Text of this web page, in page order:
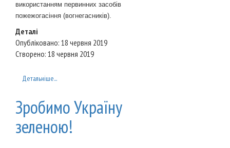
використанням первинних засобів
пожежогасіння (вогнегасників).
Деталі
Опубліковано: 18 червня 2019
Створено: 18 червня 2019
Детальніше...
Зробимо Україну
зеленою!